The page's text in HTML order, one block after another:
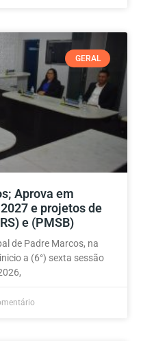
GERAL
Aprova em
e projetos de
e (PMSB)
de Padre Marcos, na
a (6°) sexta sessão